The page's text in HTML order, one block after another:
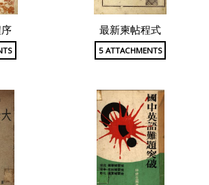
最新柬帖程式
5 ATTACHMENTS